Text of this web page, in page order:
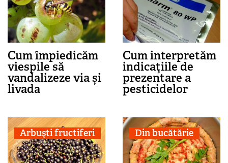
Cum împiedicăm
viespile să
vandalizeze via și
livada
Cum interpretăm
indicaţiile de
prezentare a
pesticidelor
Arbuşti fructiferi Din bucătărie